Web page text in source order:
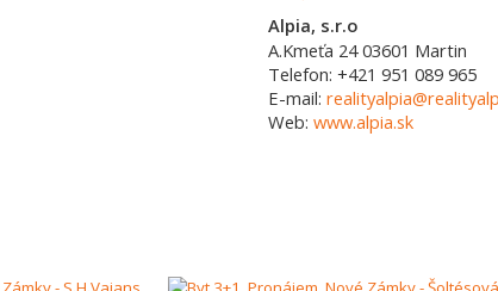
Alpia, s.r.o
A.Kmeťa 24 03601 Martin
Telefon: +421 951 089 965
E-mail:
Web: www.alpia.sk